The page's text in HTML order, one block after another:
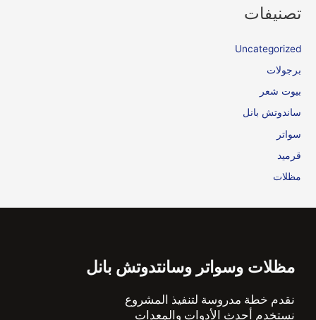
تصنيفات
Uncategorized
برجولات
بيوت شعر
ساندوتش بانل
سواتر
قرميد
مظلات
مظلات وسواتر وسانتدوتش بانل
نقدم خطة مدروسة لتنفيذ المشروع
نستخدم أحدث الأدوات والمعدات